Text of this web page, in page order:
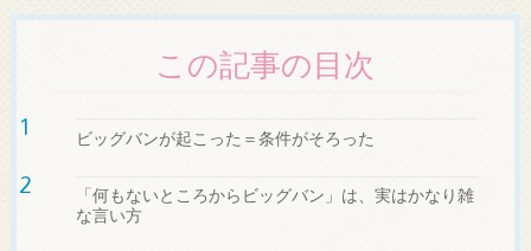
この記事の目次
ビッグバンが起こった＝条件がそろった
「何もないところからビッグバン」は、実はかなり雑
な言い方